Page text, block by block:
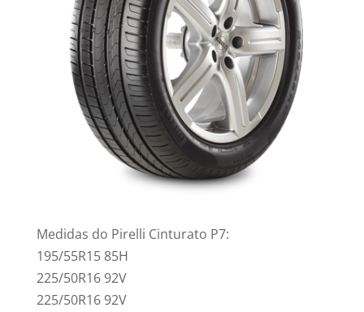
Medidas do Pirelli Cinturato P7:
195/55R15 85H
225/50R16 92V
225/50R16 92V